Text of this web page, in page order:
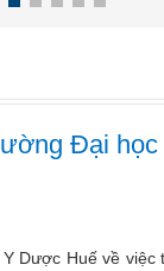
Đại
Dược Huế về việc